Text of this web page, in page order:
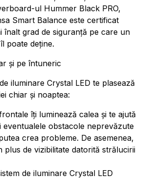
ul Hummer Black PRO,
Smart Balance este certificat
înalt grad de siguranță pe care un
poate deține.
și pe întuneric
iluminare Crystal LED te plasează
chiar și noaptea:
îți luminează calea și te ajută
eventualele obstacole neprevăzute
crea probleme. De asemenea,
plus de vizibilitate datorită strălucirii
de iluminare Crystal LED